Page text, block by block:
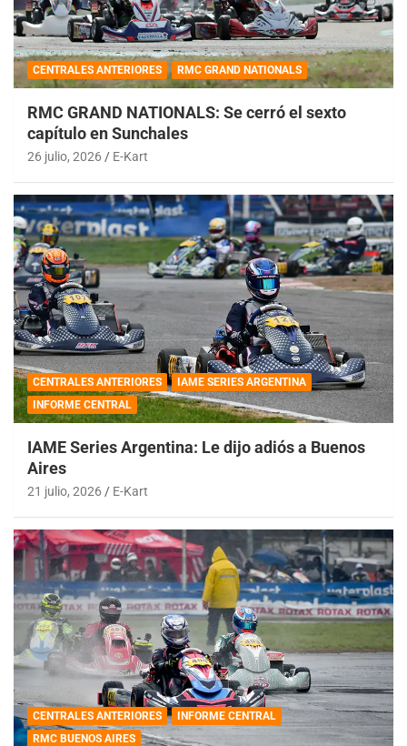
CENTRALES ANTERIORES RMC GRAND NATIONALS
RMC GRAND NATIONALS: Se cerró el sexto
capítulo en Sunchales
26 julio, 2026 E-Kart
CENTRALES ANTERIORES
IAME SERIES ARGENTINA
INFORME CENTRAL
IAME Series Argentina: Le dijo adiós a Buenos
Aires
21 julio, 2026 E-Kart
CENTRALES ANTERIORES
INFORME CENTRAL
RMC BUENOS AIRES